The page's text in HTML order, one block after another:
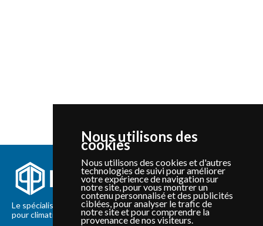
Nous utilisons des
cookies
Nous utilisons des cookies et d'autres
technologies de suivi pour améliorer
votre expérience de navigation sur
notre site, pour vous montrer un
contenu personnalisé et des publicités
ciblées, pour analyser le trafic de
notre site et pour comprendre la
provenance de nos visiteurs.
Le spécialiste depuis 2012 de la vente de pièces détachées
pour climatisation et Pompe à Chaleur Panasonic et Sanyo